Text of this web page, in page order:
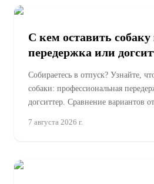
С кем оставить собаку
передержка или
Собираетесь в отпуск? Узнайте,
собаки: профессиональная
догситтер. Сравнение вариантов
7 августа 2026 г.